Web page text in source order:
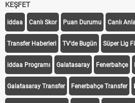
KEŞFET
iddaa Canlı Skor Puan Durumu Canlı
Transfer Haberleri TV'de Bugün Süper Lig
iddaa Programı Galatasaray Fenerbahçe
Galatasaray Transfer Fenerbahçe Transfer